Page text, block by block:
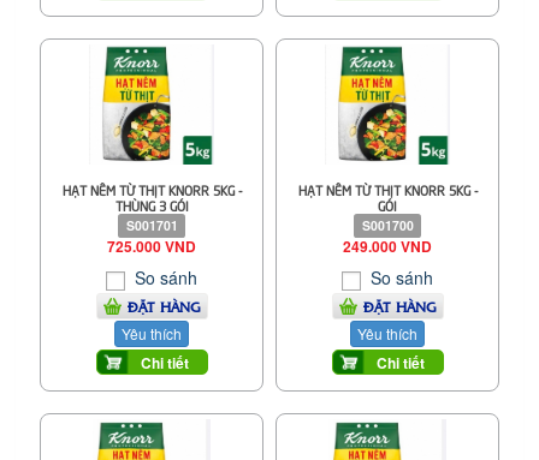
HẠT NÊM TỪ THỊT KNORR 5KG -
THÙNG 3 GÓI
S001701
725.000 VND
So sánh
ĐẶT HÀNG
Yêu thích
Chi tiết
HẠT NÊM TỪ THỊT KNORR 5KG -
GÓI
S001700
249.000 VND
So sánh
ĐẶT HÀNG
Yêu thích
Chi tiết